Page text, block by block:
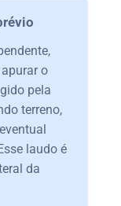
o
pela
terreno,
laudo é
da